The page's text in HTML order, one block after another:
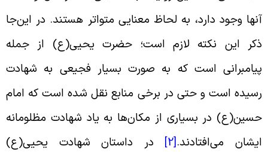
وجود دارد، به لحاظ معنایی متواتر هستند. در این‌جا
این نکته لازم است؛ حضرت یحیی(ع) از جمله
است که به صورت بسیار فجیعی به شهادت
است و حتی در برخی منابع نقل شده است که امام
در بسیاری از مکان‌ها به یاد شهادت مظلومانه
می‌افتادند.
[2]
در داستان شهادت یحیی(ع)